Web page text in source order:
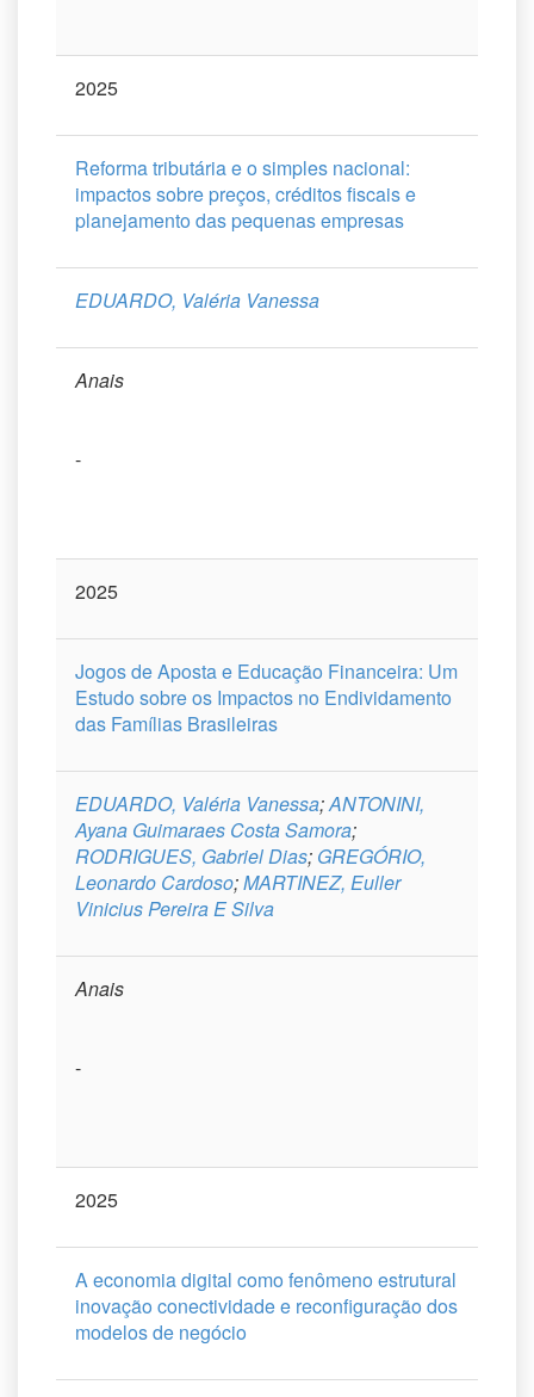
2025
Reforma tributária e o simples nacional:
impactos sobre preços, créditos fiscais e
planejamento das pequenas empresas
EDUARDO, Valéria Vanessa
Anais
-
2025
Jogos de Aposta e Educação Financeira: Um
Estudo sobre os Impactos no Endividamento
das Famílias Brasileiras
EDUARDO, Valéria Vanessa;ANTONINI,
Ayana Guimaraes Costa Samora;
RODRIGUES, Gabriel Dias; GREGÓRIO,
Leonardo Cardoso;MARTINEZ, Euller
Vinicius Pereira E Silva
Anais
-
2025
A economia digital como fenômeno estrutural
inovação conectividade e reconfiguração dos
modelos de negócio